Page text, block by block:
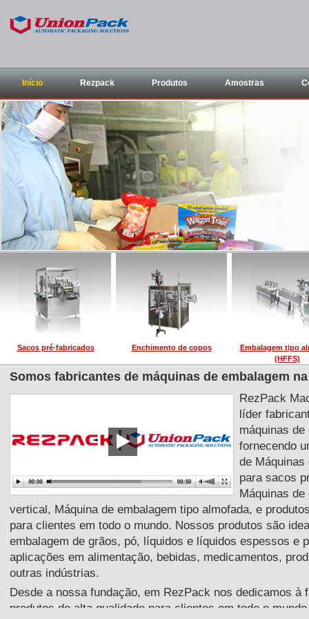
Início Rezpack Produtos Amostras
Sacos pré-fabricados Enchimento de copos
Embalagem tipo
(HFFS)
Somos fabricantes de máquinas de embalagem
RezPack
líder
máquinas de
fornecendo
de Máquinas
para sacos
Máquinas de
vertical, Máquina de embalagem tipo almofada, e
para clientes em todo o mundo. Nossos produtos são
embalagem de grãos, pó, líquidos e líquidos espessos e
aplicações em alimentação, bebidas, medicamentos,
outras indústrias.
Desde a nossa fundação, em RezPack nos dedicamos à
produtos de alta qualidade para clientes em todo o